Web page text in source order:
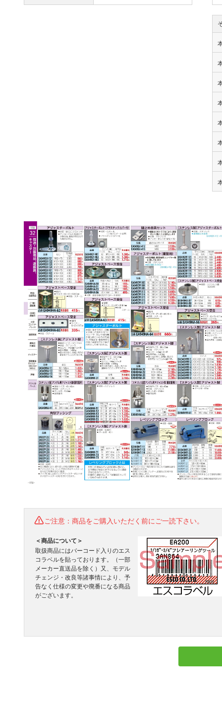
ご注意：商品をご購入いただく前にご一読下さい。
＜商品について＞
取扱商品にはバーコード入りのエス
コラベルを貼っております。（一部
メーカー直送品を除く）又、モデル
チェンジ・改良等諸事情により、予
告なく仕様の変更や廃番になる商品
がございます。